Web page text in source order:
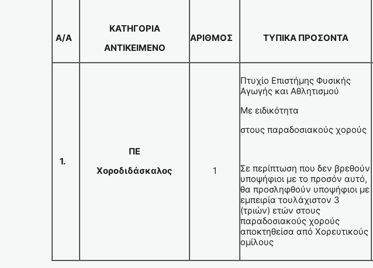
Α/Α
ΚΑΤΗΓΟΡΙΑ
ΑΝΤΙΚΕΙΜΕΝΟ
ΑΡΙΘΜΟΣ ΤΥΠΙΚΑ ΠΡΟΣΟΝΤΑ
1.
ΠΕ
Χοροδιδάσκαλος
1
Πτυχίο Επιστήμης Φυσικής
Αγωγής και Αθλητισμού
Με ειδικότητα
στους παραδοσιακούς χορούς
Σε περίπτωση που δεν βρεθούν
υποψήφιοι με το προσόν αυτό,
θα προσληφθούν υποψήφιοι με
εμπειρία τουλάχιστον 3
(τριών) ετών στους
παραδοσιακούς χορούς
αποκτηθείσα από Χορευτικούς
ομίλους